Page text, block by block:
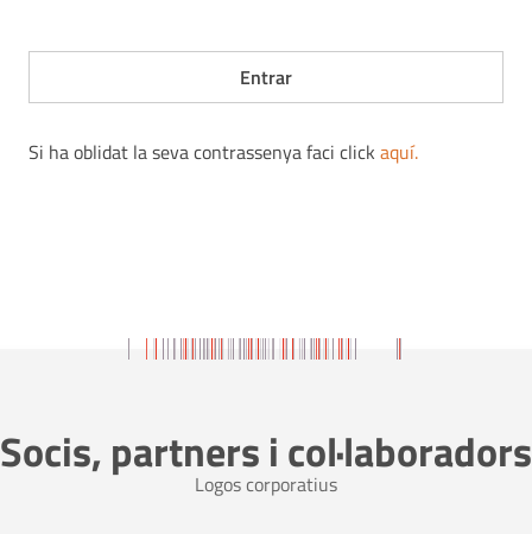
Si ha oblidat la seva contrassenya faci click aquí.
Socis, partners i col·laboradors
Logos corporatius